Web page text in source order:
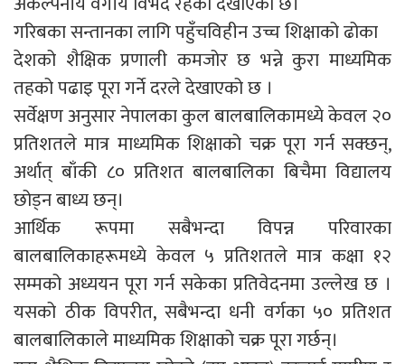
गरिबका सन्तानका लागि पहुँचविहीन उच्च शिक्षाको ढोका
देशको शैक्षिक प्रणाली कमजोर छ भन्ने कुरा माध्यमिक
तहको पढाइ पूरा गर्ने दरले देखाएको छ ।
सर्वेक्षण अनुसार नेपालका कुल बालबालिकामध्ये केवल २०
प्रतिशतले मात्र माध्यमिक शिक्षाको चक्र पूरा गर्न सक्छन्,
अर्थात् बाँकी ८० प्रतिशत बालबालिका बिचैमा विद्यालय
छोड्न बाध्य छन्।
आर्थिक रूपमा सबैभन्दा विपन्न परिवारका
बालबालिकाहरूमध्ये केवल ५ प्रतिशतले मात्र कक्षा १२
सम्मको अध्ययन पूरा गर्न सकेका प्रतिवेदनमा उल्लेख छ ।
यसको ठीक विपरीत, सबैभन्दा धनी वर्गका ५० प्रतिशत
बालबालिकाले माध्यमिक शिक्षाको चक्र पूरा गर्छन्।